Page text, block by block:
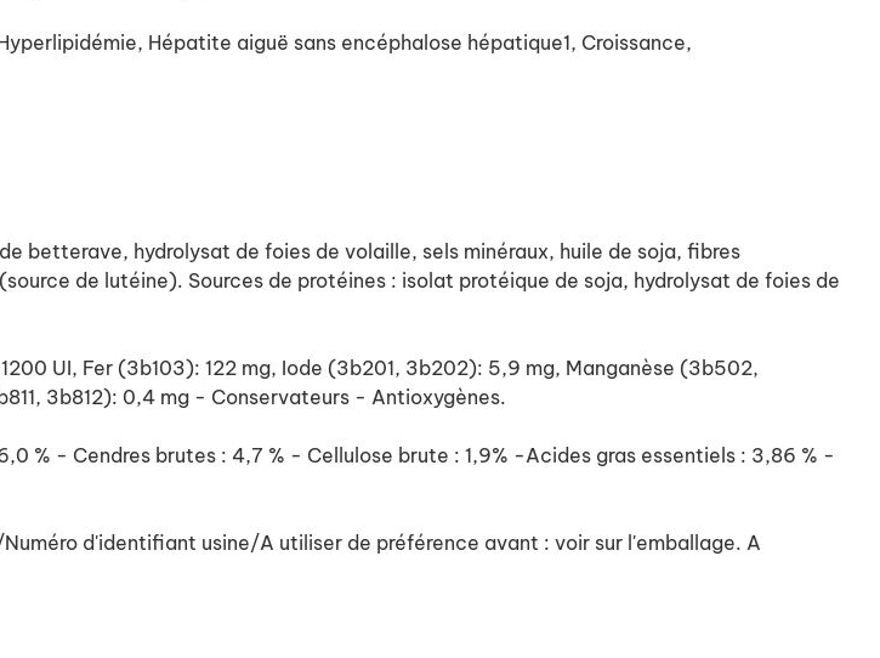
Hépatite aiguë sans encéphalose hépatique1, Croissance,
betterave, hydrolysat de foies de volaille, sels minéraux, huile de soja, fibres
de lutéine). Sources de protéines : isolat protéique de soja, hydrolysat de foies de
UI, Fer (3b103): 122 mg, Iode (3b201, 3b202): 5,9 mg, Manganèse (3b502,
3b812): 0,4 mg - Conservateurs - Antioxygènes.
% - Cendres brutes : 4,7 % - Cellulose brute : 1,9% -Acides gras essentiels : 3,86 % -
d'identifiant usine/A utiliser de préférence avant : voir sur l'emballage. A